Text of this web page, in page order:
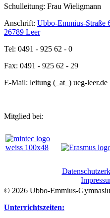
Schulleitung: Frau Wieligmann
Anschrift: Ubbo-Emmius-Straße
26789 Leer
Tel: 0491 - 925 62 - 0
Fax: 0491 - 925 62 - 29
E-Mail: leitung (_at_) ueg-leer.de
Mitglied bei:
© 2026 Ubbo-Emmius-
Unterrichtszeiten: